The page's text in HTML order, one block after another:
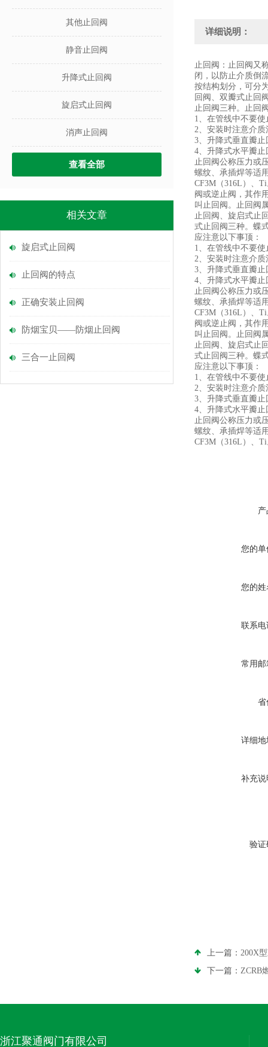
其他止回阀
静音止回阀
升降式止回阀
旋启式止回阀
消声止回阀
查看全部
相关文章
旋启式止回阀
止回阀的特点
正确安装止回阀
防烟宝贝——防烟止回阀
三合一止回阀
详细说明：
止回阀：止回阀又
闭，以防止介质倒
按结构划分，可分
回阀、双瓣式止回
止回阀三种。止回
1、在管线中不要
2、安装时注意介
3、升降式垂直瓣
4、升降式水平瓣
止回阀公称压力或
螺纹、承插焊等适
CF3M（316L）、
阀或逆止阀，其作
叫止回阀。止回阀
止回阀、旋启式止
式止回阀三种。蝶
应注意以下事顶：
1、在管线中不要
2、安装时注意介
3、升降式垂直瓣
4、升降式水平瓣
止回阀公称压力或
螺纹、承插焊等适
CF3M（316L）、
阀或逆止阀，其作
叫止回阀。止回阀
止回阀、旋启式止
式止回阀三种。蝶
应注意以下事顶：
1、在管线中不要
2、安装时注意介
3、升降式垂直瓣
4、升降式水平瓣
止回阀公称压力或
螺纹、承插焊等适
CF3M（316L）、
您的单
您的姓
联系电
常用邮
省
详细地
补充说
验证
上一篇： 200X
下一篇： ZCRB
浙江聚通阀门有限公司